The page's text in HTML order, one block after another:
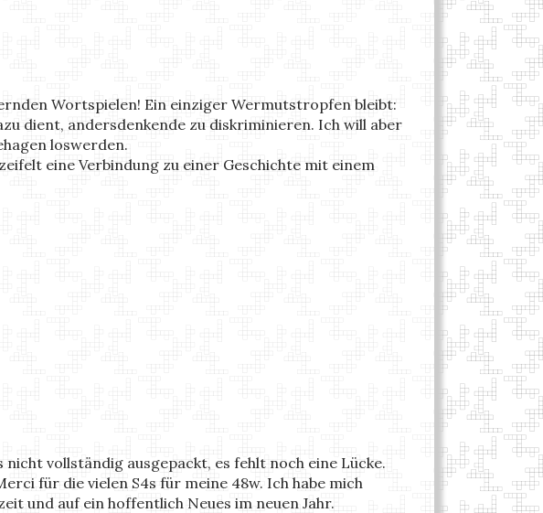
Wortspielen! Ein einziger Wermutstropfen bleibt:
dient, andersdenkende zu diskriminieren. Ich will aber
loswerden.
eine Verbindung zu einer Geschichte mit einem
vollständig ausgepackt, es fehlt noch eine Lücke.
für die vielen S4s für meine 48w. Ich habe mich
und auf ein hoffentlich Neues im neuen Jahr.